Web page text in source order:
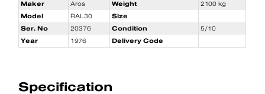
Maker Aros Weight
2100 kg
Model
RAL30
Size
Ser. No
20376 Condition
5/10
Year
1976 Delivery Code
Specification